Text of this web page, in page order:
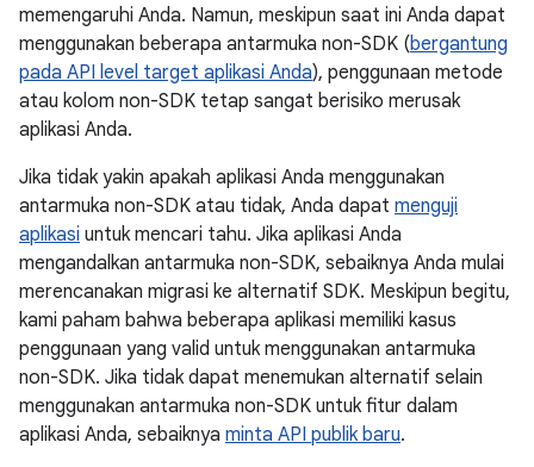
memengaruhi Anda. Namun, meskipun saat ini Anda dapat
menggunakan beberapa antarmuka non-SDK (bergantung
pada API level target aplikasi Anda), penggunaan metode
atau kolom non-SDK tetap sangat berisiko merusak
aplikasi Anda.
Jika tidak yakin apakah aplikasi Anda menggunakan
antarmuka non-SDK atau tidak, Anda dapat menguji
aplikasi untuk mencari tahu. Jika aplikasi Anda
mengandalkan antarmuka non-SDK, sebaiknya Anda mulai
merencanakan migrasi ke alternatif SDK. Meskipun begitu,
kami paham bahwa beberapa aplikasi memiliki kasus
penggunaan yang valid untuk menggunakan antarmuka
non-SDK. Jika tidak dapat menemukan alternatif selain
menggunakan antarmuka non-SDK untuk fitur dalam
aplikasi Anda, sebaiknya minta API publik baru.